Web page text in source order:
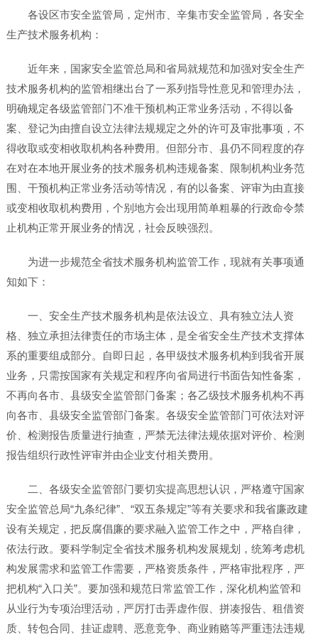
各设区市安全监管局，定州市、辛集市安全监管局，各安全
生产技术服务机构：
近年来，国家安全监管总局和省局就规范和加强对安全生产
技术服务机构的监管相继出台了一系列指导性意见和管理办法，
明确规定各级监管部门不准干预机构正常业务活动，不得以备
案、登记为由擅自设立法律法规规定之外的许可及审批事项，不
得收取或变相收取机构各种费用。但部分市、县仍不同程度的存
在对在本地开展业务的技术服务机构违规备案、限制机构业务范
围、干预机构正常业务活动等情况，有的以备案、评审为由直接
或变相收取机构费用，个别地方会出现用简单粗暴的行政命令禁
止机构正常开展业务的情况，社会反映强烈。
为进一步规范全省技术服务机构监管工作，现就有关事项通
知如下：
一、安全生产技术服务机构是依法设立、具有独立法人资
格、独立承担法律责任的市场主体，是全省安全生产技术支撑体
系的重要组成部分。自即日起，各甲级技术服务机构到我省开展
业务，只需按国家有关规定和程序向省局进行书面告知性备案，
不再向各市、县级安全监管部门备案；各乙级技术服务机构不再
向各市、县级安全监管部门备案。各级安全监管部门可依法对评
价、检测报告质量进行抽查，严禁无法律法规依据对评价、检测
报告组织行政性评审并由企业支付相关费用。
二、各级安全监管部门要切实提高思想认识，严格遵守国家
安全监管总局“九条纪律”、“双五条规定”等有关要求和我省廉政建
设有关规定，把反腐倡廉的要求融入监管工作之中，严格自律，
依法行政。要科学制定全省技术服务机构发展规划，统筹考虑机
构发展需求和监管工作需要，严格资质条件，严格审批程序，严
把机构“入口关”。要加强和规范日常监管工作，深化机构监管和
从业行为专项治理活动，严厉打击弄虚作假、拼凑报告、租借资
质、转包合同、挂证虚聘、恶意竞争、商业贿赂等严重违法违规